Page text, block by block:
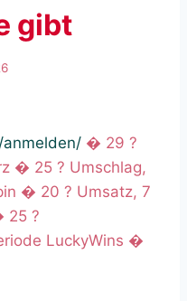
gibt
� 29 ?
� 25 ? Umschlag,
� 20 ? Umsatz, 7
25 ?
LuckyWins �